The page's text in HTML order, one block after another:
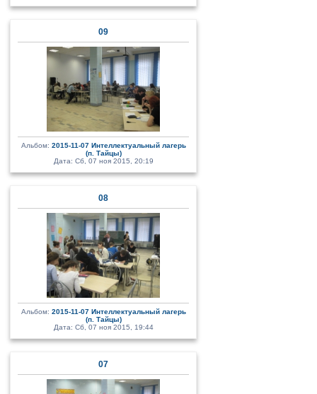
09
Альбом: 2015-11-07 Интеллектуальный лагерь
(п. Тайцы)
Дата: Сб, 07 ноя 2015, 20:19
08
Альбом: 2015-11-07 Интеллектуальный лагерь
(п. Тайцы)
Дата: Сб, 07 ноя 2015, 19:44
07